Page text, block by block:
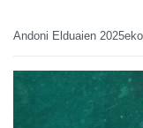
Andoni Elduaien